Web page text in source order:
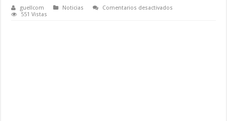
guellcom Noticias Comentarios desactivados
551 Vistas